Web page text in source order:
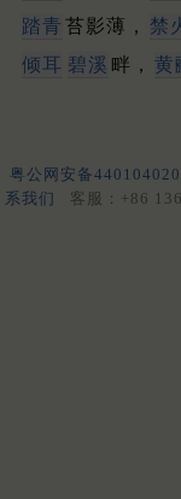
踏青 苔影薄， 禁
倾耳 碧溪 畔， 黄
粤公网安备
系我们
客服：+86